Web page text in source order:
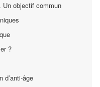
objectif commun
?
d’anti-âge